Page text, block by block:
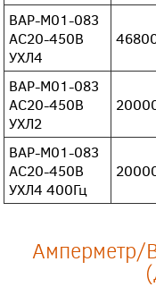
ВАР-М01-083
АС20-450В
УХЛ4
ВАР-М01-083
АС20-450В
УХЛ2
ВАР-М01-083
АС20-450В
УХЛ4 400Гц
Амперметр/